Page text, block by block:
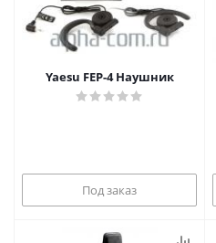
Yaesu FEP-4 Наушник
Под заказ